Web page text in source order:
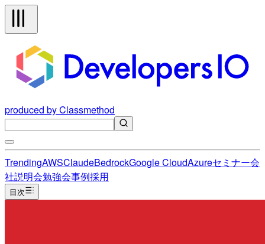
produced by Classmethod
TrendingAWSClaudeBedrockGoogle CloudAzureセミナー会
社説明会勉強会事例採用
目次